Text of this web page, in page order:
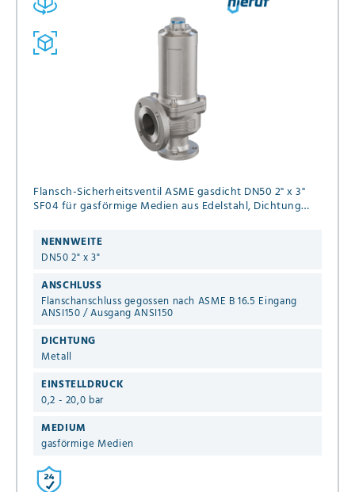
Flansch-Sicherheitsventil ASME gasdicht DN50 2" x 3"
SF04 für gasförmige Medien aus Edelstahl, Dichtung
Anlüftung
NENNWEITE
DN50 2" x 3"
ANSCHLUSS
Flanschanschluss gegossen nach ASME B 16.5 Eingang
ANSI150 / Ausgang ANSI150
DICHTUNG
Metall
EINSTELLDRUCK
0,2 - 20,0 bar
MEDIUM
gasförmige Medien